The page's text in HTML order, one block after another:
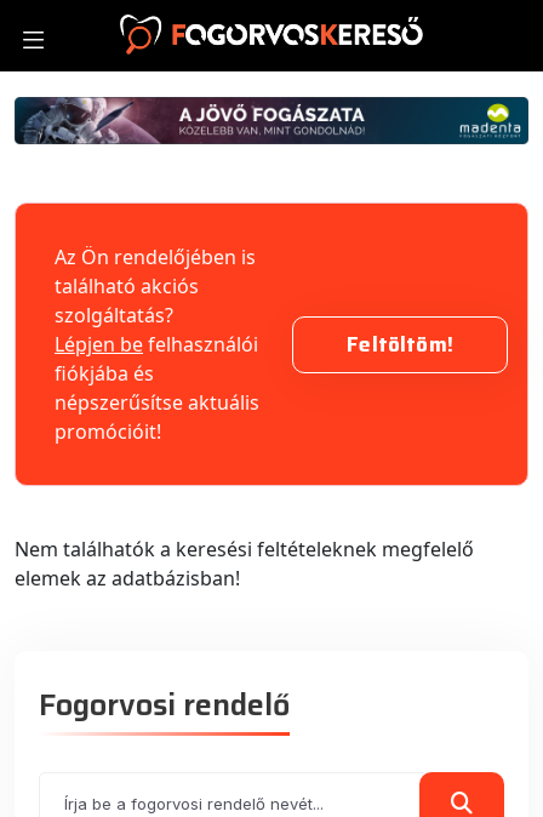
Fogorvosi rendelő
Az Ön rendelőjében is
található akciós
szolgáltatás?
Lépjen befelhasználói
fiókjába és
népszerűsítse aktuális
promócióit!
Feltöltöm!
Nem találhatók a keresési feltételeknek megfelelő
elemek az adatbázisban!